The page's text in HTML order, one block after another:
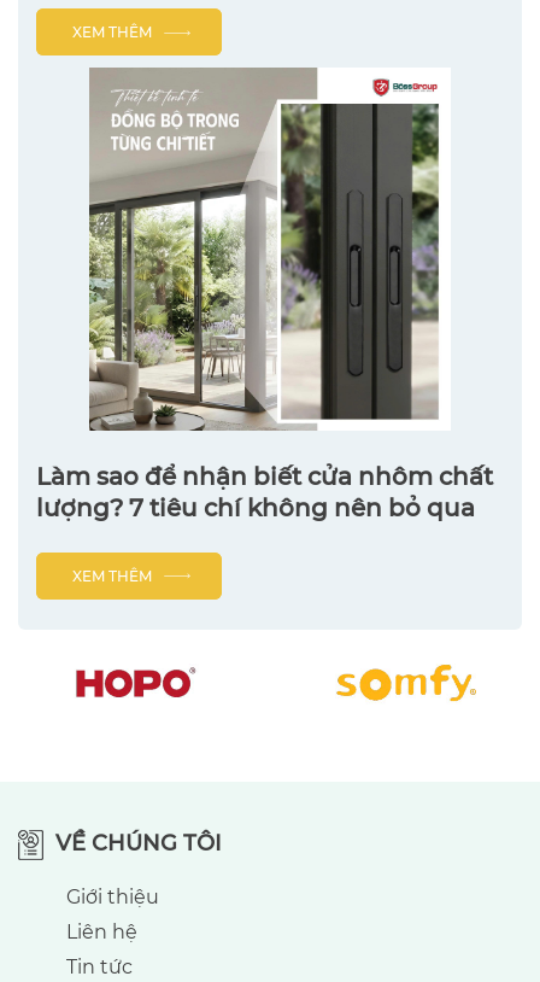
XEM THÊM
Làm sao để nhận biết cửa nhôm chất
lượng? 7 tiêu chí không nên bỏ qua
XEM THÊM
VỀ CHÚNG TÔI
Giới thiệu
Liên hệ
Tin tức